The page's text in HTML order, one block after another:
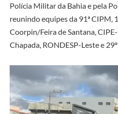
Polícia Militar da Bahia e pela
reunindo equipes da 91ª CIPM,
Coorpin/Feira de Santana,
Chapada, RONDESP-Leste e